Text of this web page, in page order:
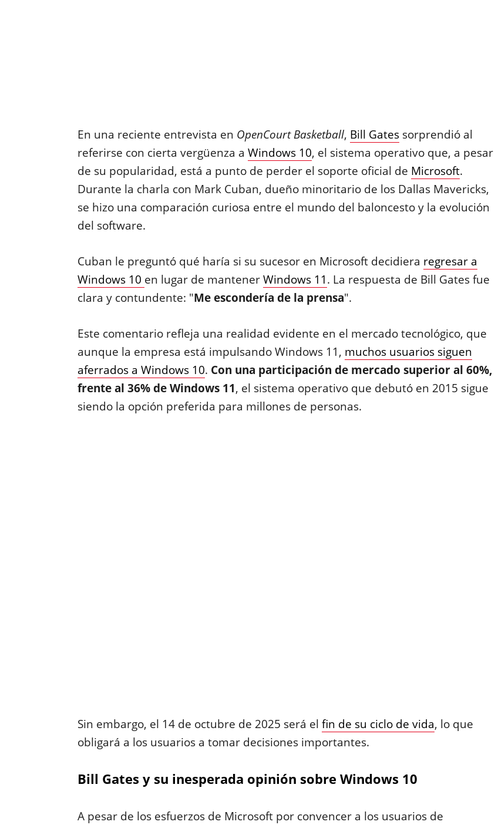
En una reciente entrevista en OpenCourt Basketball, Bill Gatessorprendió al
referirse con cierta vergüenza a Windows 10, el sistema operativo que, a pesar
de su popularidad, está a punto de perder el soporte oficial de Microsoft.
Durante la charla con Mark Cuban, dueño minoritario de los Dallas Mavericks,
se hizo una comparación curiosa entre el mundo del baloncesto y la evolución
del software.
Cuban le preguntó qué haría si su sucesor en Microsoft decidiera regresar a
Windows 10 en lugar de mantenerWindows 11. La respuesta de Bill Gates fue
clara y contundente: "Me escondería de la prensa".
Este comentario refleja una realidad evidente en el mercado tecnológico, que
aunque la empresa está impulsando Windows 11, muchos usuarios siguen
aferrados a Windows 10. Con una participación de mercado superior al 60%,
frente al 36% de Windows 11, el sistema operativo que debutó en 2015 sigue
siendo la opción preferida para millones de personas.
Sin embargo, el 14 de octubre de 2025 será el fin de su ciclo de vida, lo que
obligará a los usuarios a tomar decisiones importantes.
Bill Gates y su inesperada opinión sobre Windows 10
A pesar de los esfuerzos de Microsoft por convencer a los usuarios de